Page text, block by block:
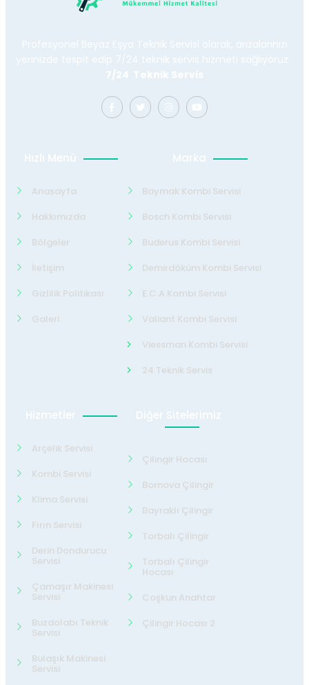
Profesyonel Beyaz Eşya Teknik Servisi olarak, arızalarınızı
yerinizde tespit edip 7/24 teknik servis hizmeti sağlıyoruz.
7/24 Teknik Servis
Hızlı Menü
Anasayfa
Hakkımızda
Bölgeler
İletişim
Gizlilik Politikası
Galeri
Marka
Baymak Kombi Servisi
Bosch Kombi Servisi
Buderus Kombi Servisi
Demirdöküm Kombi Servisi
E.C.A Kombi Servisi
Valiant Kombi Servisi
Viessman Kombi Servisi
24 Teknik Servis
Hizmetler
Arçelik Servisi
Kombi Servisi
Klima Servisi
Fırın Servisi
Derin Dondurucu
Servisi
Çamaşır Makinesi
Servisi
Buzdolabı Teknik
Servisi
Bulaşık Makinesi
Servisi
Diğer Sitelerimiz
Çilingir Hocası
Bornova Çilingir
Bayraklı Çilingir
Torbalı Çilingir
Torbalı Çilingir
Hocası
Coşkun Anahtar
Çilingir Hocası 2